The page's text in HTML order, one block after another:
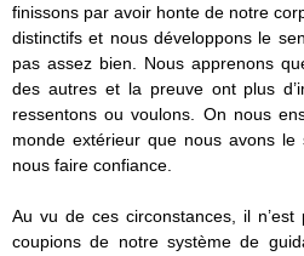
finissons par avoir honte de notre
distinctifs et nous développons le
pas assez bien. Nous apprenons
des autres et la preuve ont plus
ressentons ou voulons. On nous
monde extérieur que nous avons
nous faire confiance.
Au vu de ces circonstances, il
coupions de notre système de